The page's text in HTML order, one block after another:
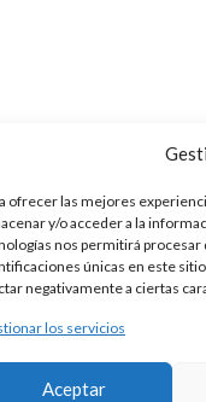
ofrecer las mejores
y/o acceder a la
nos permitirá procesar
únicas en este
negativamente a ciertas
los servicios
Aceptar
ESCAPULARIO T1
€
2: PLATA